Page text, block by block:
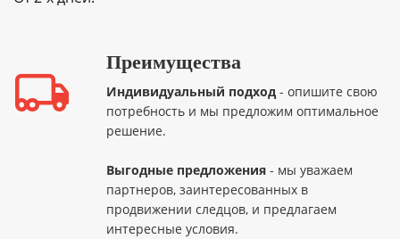
Преимущества
Индивидуальный подход- опишите свою
потребность и мы предложим оптимальное
решение.
Выгодные предложения- мы уважаем
партнеров, заинтересованных в
продвижении следцов, и предлагаем
интересные условия.